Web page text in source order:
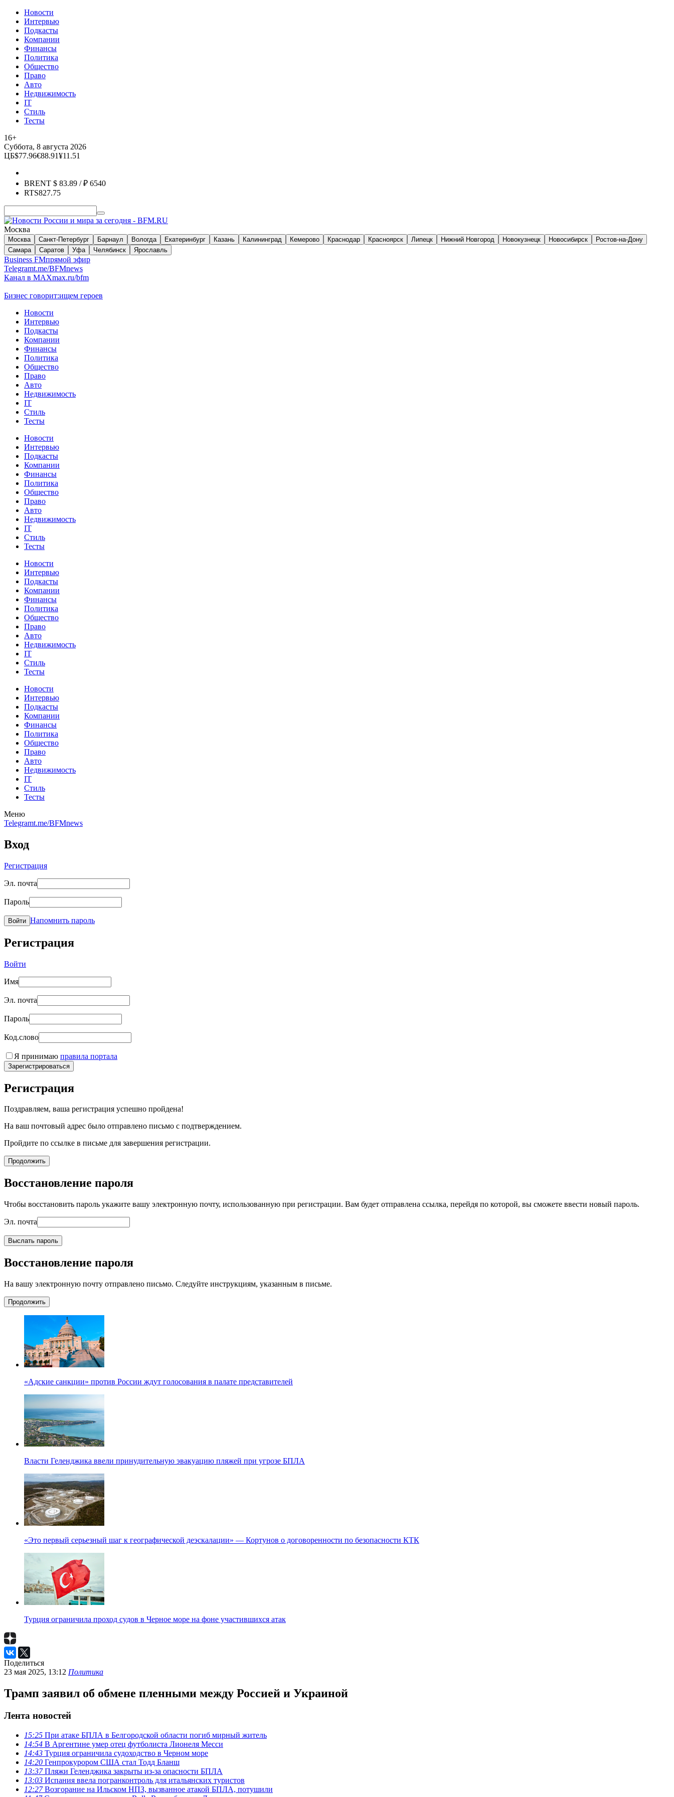
Новости
Интервью
Подкасты
Компании
Финансы
Политика
Общество
Право
Авто
Недвижимость
IT
Стиль
Тесты
16+
Суббота, 8 августа 2026
ЦБ$77.96€88.91¥11.51
BRENT $ 83.89 / ₽ 6540
RTS827.75
Москва
Москва Санкт-Петербург Барнаул Вологда Екатеринбург Казань Калининград Кемерово Краснодар Красноярск Липецк Нижний Новгород Новокузнецк Новосибирск
Ростов-на-Дону
Самара
Саратов Уфа Челябинск Ярославль
Business FMпрямой эфир
Telegramt.me/BFMnews
Канал в MAXmax.ru/bfm
Бизнес говорит:ищем героев
Новости
Интервью
Подкасты
Компании
Финансы
Политика
Общество
Право
Авто
Недвижимость
IT
Стиль
Тесты
Новости
Интервью
Подкасты
Компании
Финансы
Политика
Общество
Право
Авто
Недвижимость
IT
Стиль
Тесты
Новости
Интервью
Подкасты
Компании
Финансы
Политика
Общество
Право
Авто
Недвижимость
IT
Стиль
Тесты
Новости
Интервью
Подкасты
Компании
Финансы
Политика
Общество
Право
Авто
Недвижимость
IT
Стиль
Тесты
Меню
Telegramt.me/BFMnews
Вход
Регистрация
Эл. почта
Пароль
Войти Напомнить пароль
Регистрация
Войти
Имя
Эл. почта
Пароль
Код.слово
Я принимаю правила портала
Зарегистрироваться
Регистрация
Поздравляем, ваша регистрация успешно пройдена!
На ваш почтовый адрес было отправлено письмо с подтверждением.
Пройдите по ссылке в письме для завершения регистрации.
Продолжить
Восстановление пароля
Чтобы восстановить пароль укажите вашу электронную почту, использованную при регистрации. Вам будет отправлена ссылка, перейдя по которой, вы сможете ввести новый пароль.
Эл. почта
Выслать пароль
Восстановление пароля
На вашу электронную почту отправлено письмо. Следуйте инструкциям, указанным в письме.
Продолжить
«Адские санкции» против России ждут голосования в палате представителей
Власти Геленджика ввели принудительную эвакуацию пляжей при угрозе БПЛА
«Это первый серьезный шаг к географической деэскалации» — Кортунов о договоренности по безопасности КТК
Турция ограничила проход судов в Черное море на фоне участившихся атак
Поделиться
23 мая 2025, 13:12 Политика
Трамп заявил об обмене пленными между Россией и Украиной
Лента новостей
15:25 При атаке БПЛА в Белгородской области погиб мирный житель
14:54 В Аргентине умер отец футболиста Лионеля Месси
14:43 Турция ограничила судоходство в Черном море
14:20 Генпрокурором США стал Тодд Бланш
13:37Пляжи Геленджика закрыты из-за опасности БПЛА
13:03 Испания ввела погранконтроль для итальянских туристов
12:27Возгорание на Ильском НПЗ, вызванное атакой БПЛА, потушили